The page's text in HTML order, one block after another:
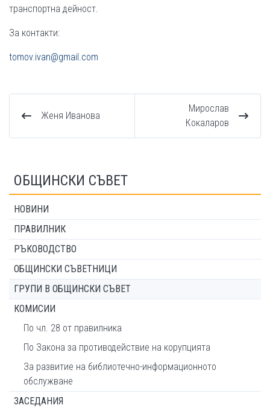
транспортна дейност.
За контакти:
tomov.ivan@gmail.com
Женя Иванова
Мирослав
Кокаларов
ОБЩИНСКИ СЪВЕТ
НОВИНИ
ПРАВИЛНИК
РЪКОВОДСТВО
ОБЩИНСКИ СЪВЕТНИЦИ
ГРУПИ В ОБЩИНСКИ СЪВЕТ
КОМИСИИ
По чл. 28 от правилника
По Закона за противодействие на корупцията
За развитие на библиотечно-информационното
обслужване
ЗАСЕДАНИЯ